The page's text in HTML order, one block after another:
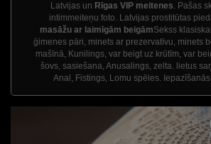
Latvijas un Rīgas VIP meitenes. Pašas
intimmeiteņu foto. Latvijas prostitūtas
masāžu ar laimīgām beigāmSekss
ģimenes pāri, minets ar prezervatīvu, minets
mašīnā, Kunilings, var beigt uz krūtīm, var
šovs, sasiešana, Anusalings, zelta. lietus
Anal, Fistings, Lomu spēles.